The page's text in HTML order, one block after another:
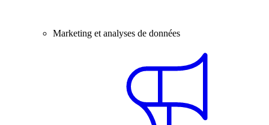
Marketing et analyses de données